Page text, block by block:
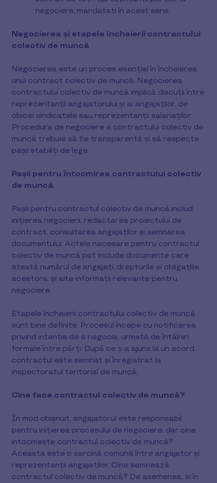
negociere, mandataţi în acest sens.
Negocierea și etapele încheierii contractului
colectiv de muncă
Negocierea este un proces esențial în încheierea
unui contract colectiv de muncă. Negocierea
contractului colectiv de muncă implică discuții între
reprezentanții angajatorului și ai angajaților, de
obicei sindicatele sau reprezentanții salariaților.
Procedura de negociere a contractului colectiv de
muncă trebuie să fie transparentă și să respecte
pașii stabiliți de lege.
Pașii pentru întocmirea contractului colectiv
de muncă
Pașii pentru contractul colectiv de muncă includ
inițierea negocierii, redactarea proiectului de
contract, consultarea angajaților și semnarea
documentului. Actele necesare pentru contractul
colectiv de muncă pot include documente care
atestă numărul de angajați, drepturile și obligațiile
acestora, și alte informații relevante pentru
negociere.
Etapele încheierii contractului colectiv de muncă
sunt bine definite. Procesul începe cu notificarea
privind intenția de a negocia, urmată de întâlniri
formale între părți. După ce s-a ajuns la un acord,
contractul este semnat și înregistrat la
inspectoratul teritorial de muncă.
Cine face contractul colectiv de muncă?
În mod obișnuit, angajatorul este responsabil
pentru inițierea procesului de negociere, dar cine
intocmește contractul colectiv de muncă?
Aceasta este o sarcină comună între angajator și
reprezentanții angajaților. Cine semnează
contractul colectiv de muncă? De asemenea, și în